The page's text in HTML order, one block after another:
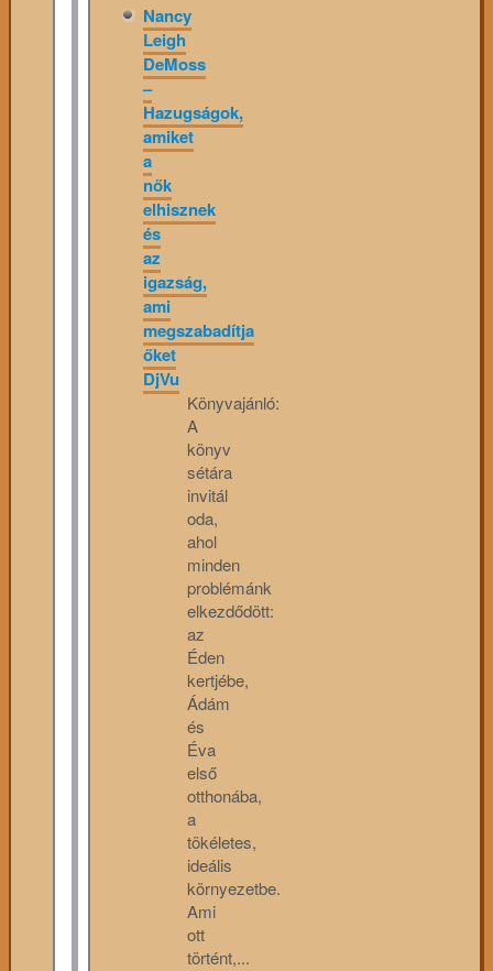
Nancy
Leigh
DeMoss
–
Hazugságok,
amiket
a
nők
elhisznek
és
az
igazság,
ami
megszabadítja
őket
DjVu
Könyvajánló:
A
könyv
sétára
invitál
oda,
ahol
minden
problémánk
elkezdődött:
az
Éden
kertjébe,
Ádám
és
Éva
első
otthonába,
a
tökéletes,
ideális
környezetbe.
Ami
ott
történt,...